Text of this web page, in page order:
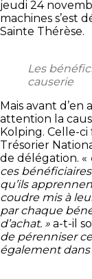
jeudi 24
machines s’est
Sainte Thérèse.
Les
causerie
Mais avant d’en
attention la
Kolping. Celle-ci
Trésorier
de délégation. «
ces
qu’ils
coudre mis à
par chaque
d’achat. » a-t-il
de pérenniser
également dans